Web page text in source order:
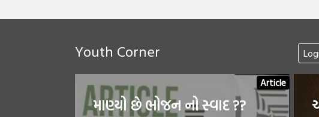
Youth Corner
Article
માણ્યો છે ભોજન નો સ્વાદ ??